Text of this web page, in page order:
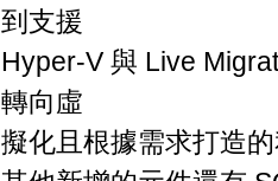
到支援
Hyper-V 與 Live
轉向虛
擬化且根據需求打造